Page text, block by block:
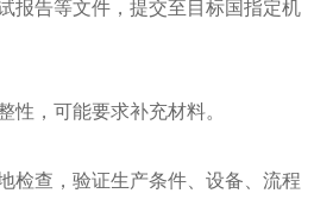
报告等文件，提交至目标国指定机
性，可能要求补充材料。
检查，验证生产条件、设备、流程